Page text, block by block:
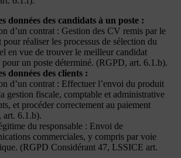
données des candidats à un poste :
d’un contrat : Gestion des CV remis par le
pour réaliser les processus de sélection du
en vue de trouver le meilleur candidat
pour un poste déterminé. (RGPD, art. 6.1.b).
données des clients :
d’un contrat : Effectuer l’envoi du produit
gestion fiscale, comptable et administrative
et procéder correctement au paiement
art. 6.1.b).
du responsable : Envoi de
commerciales, y compris par voie
(RGPD Considérant 47, LSSICE art.